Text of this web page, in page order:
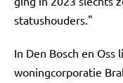
statushouders."
In Den Bosch en Oss
woningcorporatie